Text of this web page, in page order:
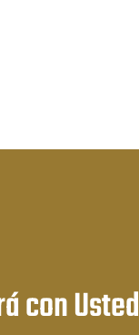
con Usted